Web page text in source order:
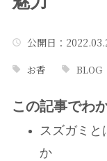
公開日 ：
お香 BLOG
この記事でわ
スズガミと
か